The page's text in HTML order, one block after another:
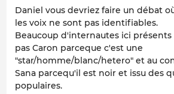
Daniel vous devriez faire un débat
les voix ne sont pas identifiables.
Beaucoup d'internautes ici
pas Caron parceque c'est une
"star/homme/blanc/hetero" et au
Sana parcequ'il est noir et issu des
populaires.